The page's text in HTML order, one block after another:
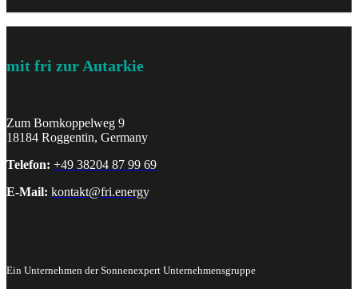
mit fri zur Autarkie
Zum Bornkoppelweg 9
18184 Roggentin, Germany
Telefon: +49 38204 87 99 69
E-Mail: kontakt@fri.energy
Ein Unternehmen der Sonnenexpert Unternehmensgruppe